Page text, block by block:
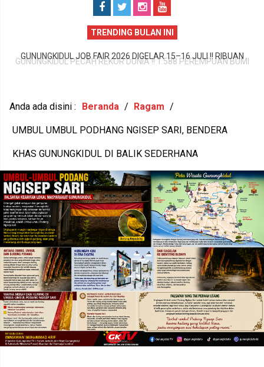
TRENDING BULAN INI
GUNUNGKIDUL PECAH REKOR DUNIA !! 1.588 PEREMPUAN BUMI
Anda ada disini : Beranda / Ragam /
UMBUL UMBUL PODHANG NGISEP SARI, BENDERA
KHAS GUNUNGKIDUL DI BALIK SEDERHANA